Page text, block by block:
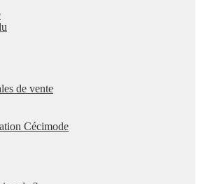
de vente
Cécimode